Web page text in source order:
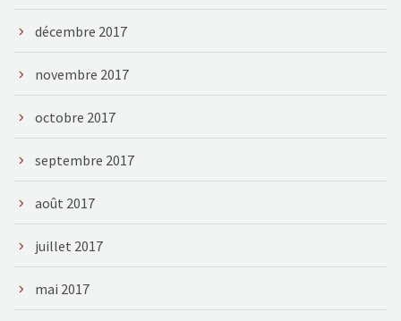
décembre 2017
novembre 2017
octobre 2017
septembre 2017
août 2017
juillet 2017
mai 2017